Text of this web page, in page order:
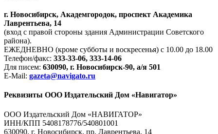
г. Новосибирск, Академгородок, проспект Академика
Лаврентьева, 14
(вход с правой стороны здания Администрации Советского
района).
ЕЖЕДНЕВНО (кроме субботы и воскресенья) с 10.00 до 18.00
Телефон/факс: 333-33-06, 333-14-06
Для писем: 630090, г. Новосибирск-90, а/я 501
E-Mail: gazeta@navigato.ru
Реквизиты ООО Издательский Дом «Навигатор»
ООО Издательский Дом «НАВИГАТОР»
ИНН/КПП 5408178776/540801001
630090, г. Новосибирск, пр. Лаврентьева, 14